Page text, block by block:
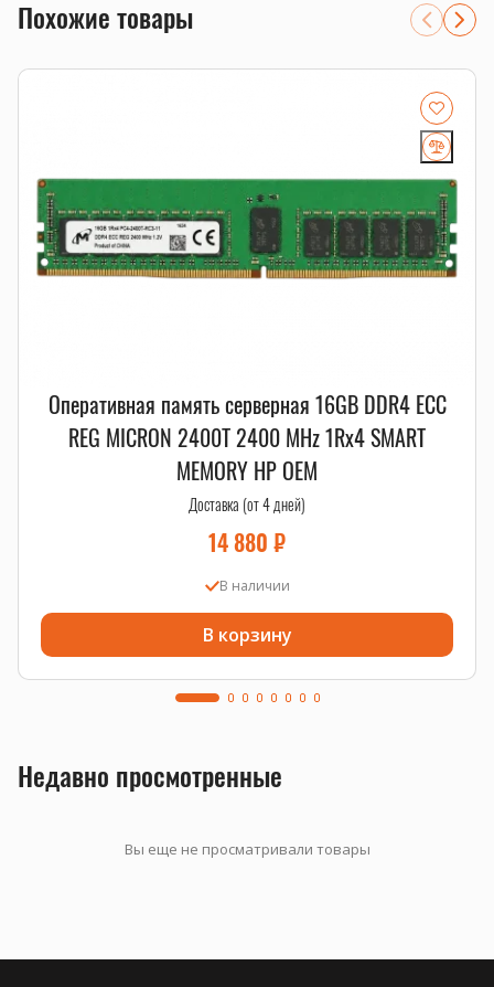
Xeon E5-2603 v3 будет прекрасным выбором.
Q: Может ли этот процессор обрабатывать большие
A: Благодаря 6 ядрам и частоте 1.60GHz, этот процессор
выбранного вами способа доставки. Свяжитесь с нами для
получения детальной информации.
Похожие товары
Оперативная память серверная 16GB DDR4 ECC
REG MICRON 2400T 2400 MHz 1Rx4 SMART
MEMORY HP OEM
Доставка (от 4 дней)
14 880 ₽
В наличии
В корзину
Недавно просмотренные
Вы еще не просматривали товары